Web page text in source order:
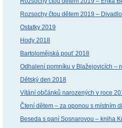
Rozsochy čtou dětem 2019 –
Ostatky 2019
Hody 2018
Bartolomějská pouť 2018
Odhalení pomníku v Blažejovicích –
Dětský den 2018
Vítání občánků narozených v roce
Čtení dětem – za oponou s místním
Beseda s paní Sosnarovou – kniha